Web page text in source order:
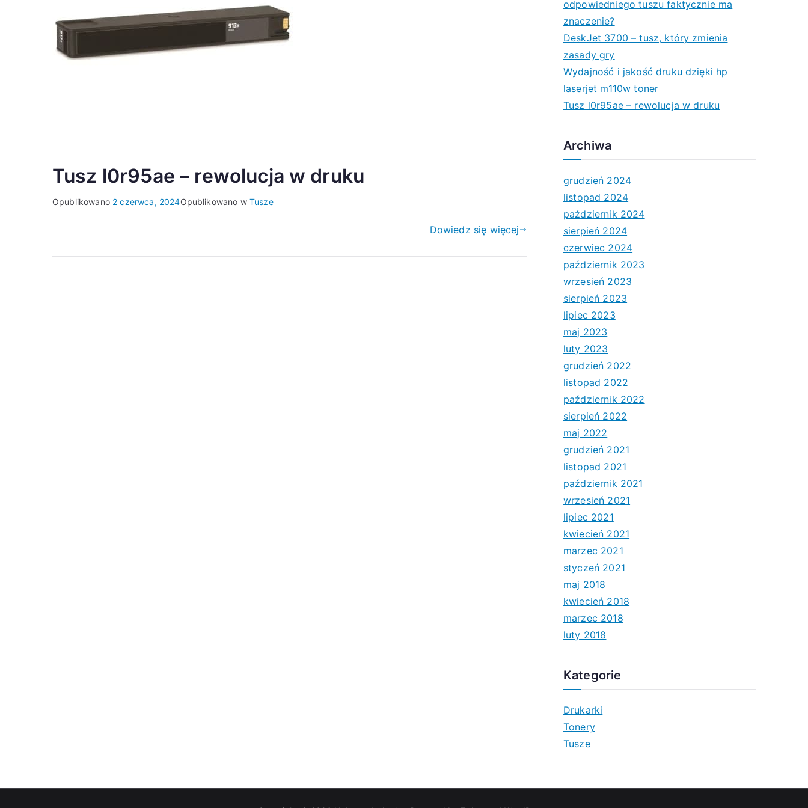
Tusz l0r95ae – rewolucja w druku
Opublikowano 2 czerwca, 2024Opublikowano w Tusze
Dowiedz się więcej
odpowiedniego tuszu faktycznie ma
znaczenie?
DeskJet 3700 – tusz, który zmienia
zasady gry
Wydajność i jakość druku dzięki hp
laserjet m110w toner
Tusz l0r95ae – rewolucja w druku
Archiwa
grudzień 2024
listopad 2024
październik 2024
sierpień 2024
czerwiec 2024
październik 2023
wrzesień 2023
sierpień 2023
lipiec 2023
maj 2023
luty 2023
grudzień 2022
listopad 2022
październik 2022
sierpień 2022
maj 2022
grudzień 2021
listopad 2021
październik 2021
wrzesień 2021
lipiec 2021
kwiecień 2021
marzec 2021
styczeń 2021
maj 2018
kwiecień 2018
marzec 2018
luty 2018
Kategorie
Drukarki
Tonery
Tusze